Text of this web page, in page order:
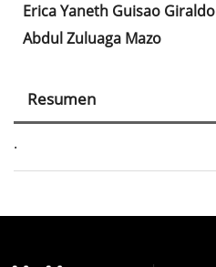
Contenido
principal
del
artículo
Erica Yaneth Guisao Giraldo
Abdul Zuluaga Mazo
Resumen
.
Detalles